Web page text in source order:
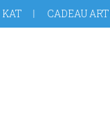
KAT CADEAU